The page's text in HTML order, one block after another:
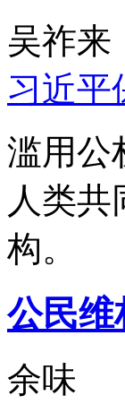
吴祚来
习近平
滥用公
人类
构。
公民维
余味